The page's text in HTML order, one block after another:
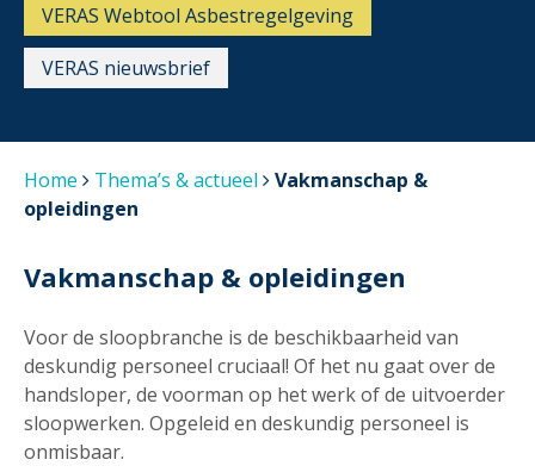
VERAS Webtool Asbestregelgeving
VERAS nieuwsbrief
Home Thema’s & actueel
Vakmanschap &
opleidingen
Vakmanschap & opleidingen
Voor de sloopbranche is de beschikbaarheid van
deskundig personeel cruciaal! Of het nu gaat over de
handsloper, de voorman op het werk of de uitvoerder
sloopwerken. Opgeleid en deskundig personeel is
onmisbaar.